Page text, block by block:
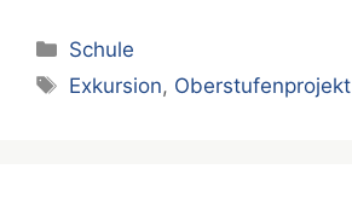
Kategorien
Schule
Schlagwörter
Exkursion, Oberstufenprojekt